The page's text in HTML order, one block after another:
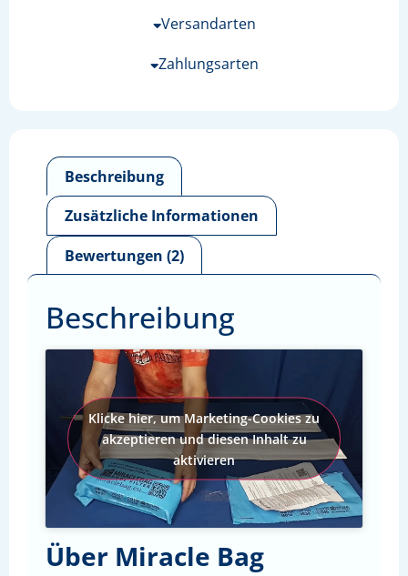
Versandarten
Zahlungsarten
Beschreibung
Zusätzliche Informationen
Bewertungen (2)
Beschreibung
Klicke hier, um Marketing-Cookies zu
akzeptieren und diesen Inhalt zu
aktivieren
Über Miracle Bag